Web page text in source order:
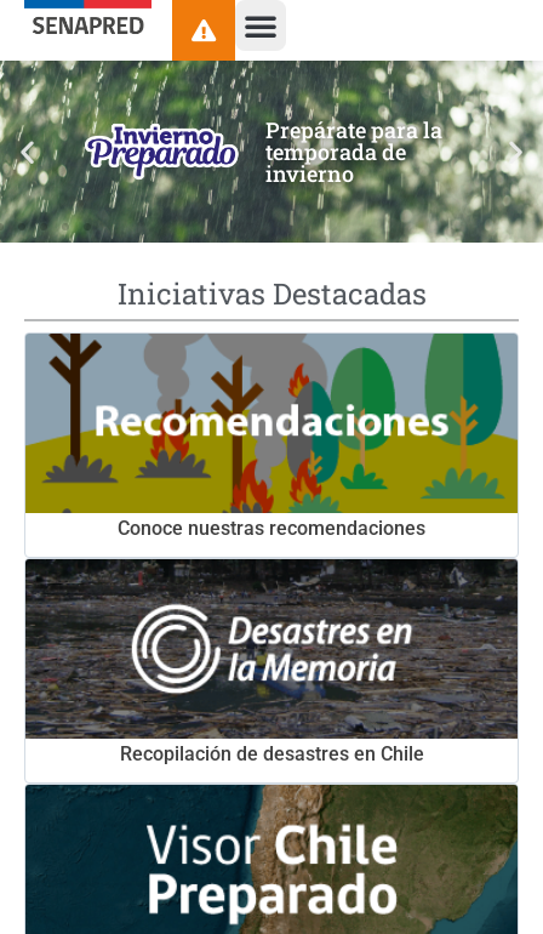
contenido
Prepárate para la
temporada de
invierno
Iniciativas Destacadas
Conoce nuestras recomendaciones
Recopilación de desastres en Chile